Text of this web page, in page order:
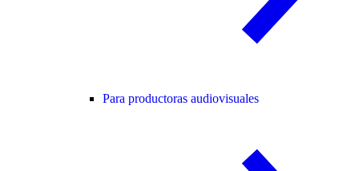
Para productoras audiovisuales